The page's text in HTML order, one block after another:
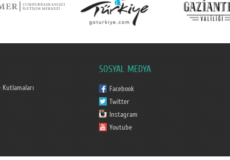
SOSYAL MEDYA
Facebook
Twitter
Instagram
Youtube